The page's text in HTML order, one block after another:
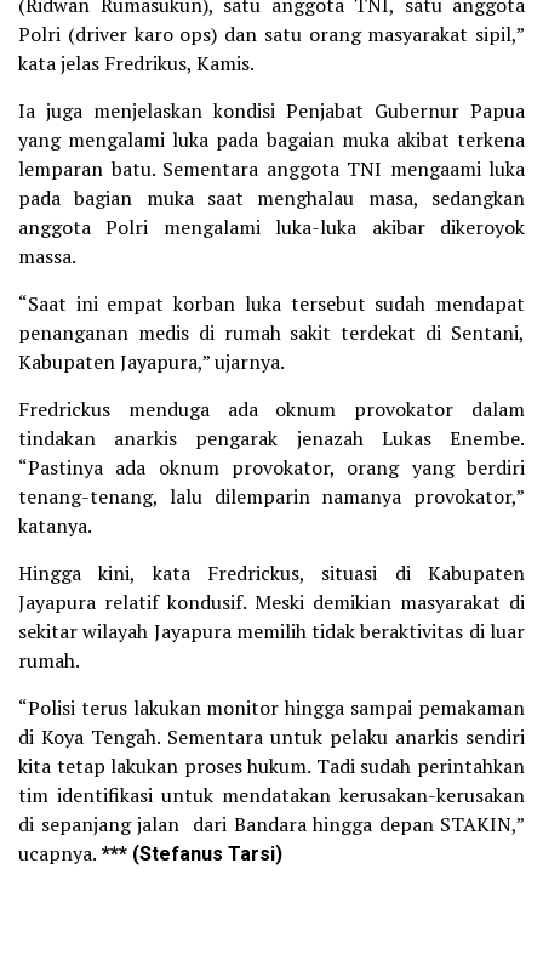
Polri (driver karo ops) dan satu orang masyarakat sipil,”
kata jelas Fredrikus, Kamis.
Ia juga menjelaskan kondisi Penjabat Gubernur Papua
yang mengalami luka pada bagaian muka akibat terkena
lemparan batu. Sementara anggota TNI mengaami luka
pada bagian muka saat menghalau masa, sedangkan
anggota Polri mengalami luka-luka akibar dikeroyok
massa.
“Saat ini empat korban luka tersebut sudah mendapat
penanganan medis di rumah sakit terdekat di Sentani,
Kabupaten Jayapura,” ujarnya.
Fredrickus menduga ada oknum provokator dalam
tindakan anarkis pengarak jenazah Lukas Enembe.
“Pastinya ada oknum provokator, orang yang berdiri
tenang-tenang, lalu dilemparin namanya provokator,”
katanya.
Hingga kini, kata Fredrickus, situasi di Kabupaten
Jayapura relatif kondusif. Meski demikian masyarakat di
sekitar wilayah Jayapura memilih tidak beraktivitas di luar
rumah.
“Polisi terus lakukan monitor hingga sampai pemakaman
di Koya Tengah. Sementara untuk pelaku anarkis sendiri
kita tetap lakukan proses hukum. Tadi sudah perintahkan
tim identifikasi untuk mendatakan kerusakan-kerusakan
di sepanjang jalan dari Bandara hingga depan STAKIN,”
ucapnya. *** (Stefanus Tarsi)